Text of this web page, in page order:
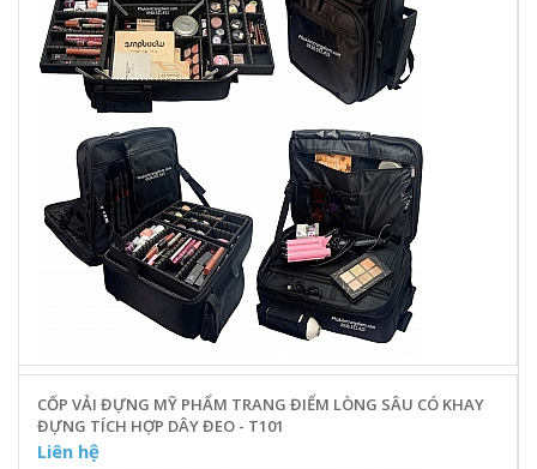
CỐP VẢI ĐỰNG MỸ PHẨM TRANG ĐIỂM LÒNG SÂU CÓ KHAY
ĐỰNG TÍCH HỢP DÂY ĐEO - T101
Liên hệ